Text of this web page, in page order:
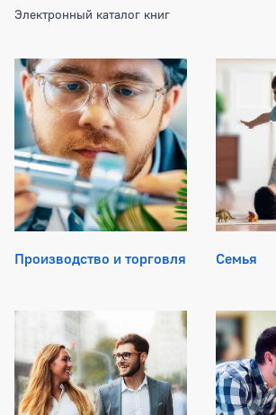
Электронный каталог книг
Производство и торговля Семья